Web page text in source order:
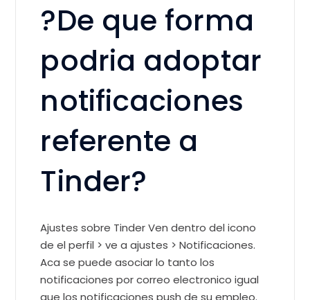
?De que forma
podria adoptar
notificaciones
referente a
Tinder?
Ajustes sobre Tinder Ven dentro del icono
de el perfil > ve a ajustes > Notificaciones.
Aca se puede asociar lo tanto los
notificaciones por correo electronico igual